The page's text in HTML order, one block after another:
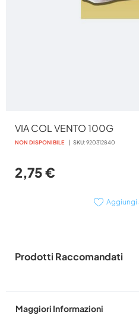
VIA COL VENTO 100G
NON DISPONIBILE SKU 920312840
2,75 €
Aggiungi
all'inizio
della
immagini
Prodotti Raccomandati
Maggiori Informazioni